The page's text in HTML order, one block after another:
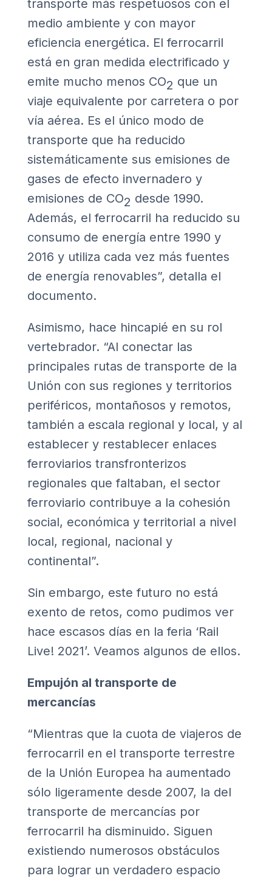
transporte más respetuosos con el
medio ambiente y con mayor
eficiencia energética. El ferrocarril
está en gran medida electrificado y
emite mucho menos CO2 que un
viaje equivalente por carretera o por
vía aérea. Es el único modo de
transporte que ha reducido
sistemáticamente sus emisiones de
gases de efecto invernadero y
emisiones de CO2 desde 1990.
Además, el ferrocarril ha reducido su
consumo de energía entre 1990 y
2016 y utiliza cada vez más fuentes
de energía renovables”, detalla el
documento.
Asimismo, hace hincapié en su rol
vertebrador. “Al conectar las
principales rutas de transporte de la
Unión con sus regiones y territorios
periféricos, montañosos y remotos,
también a escala regional y local, y al
establecer y restablecer enlaces
ferroviarios transfronterizos
regionales que faltaban, el sector
ferroviario contribuye a la cohesión
social, económica y territorial a nivel
local, regional, nacional y
continental”.
Sin embargo, este futuro no está
exento de retos, como pudimos ver
hace escasos días en la feria ‘Rail
Live! 2021’. Veamos algunos de ellos.
Empujón al transporte de
mercancías
“Mientras que la cuota de viajeros de
ferrocarril en el transporte terrestre
de la Unión Europea ha aumentado
sólo ligeramente desde 2007, la del
transporte de mercancías por
ferrocarril ha disminuido. Siguen
existiendo numerosos obstáculos
para lograr un verdadero espacio